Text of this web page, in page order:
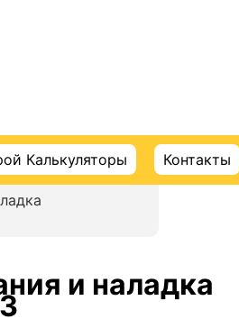
Калькуляторы Контакты
и наладка